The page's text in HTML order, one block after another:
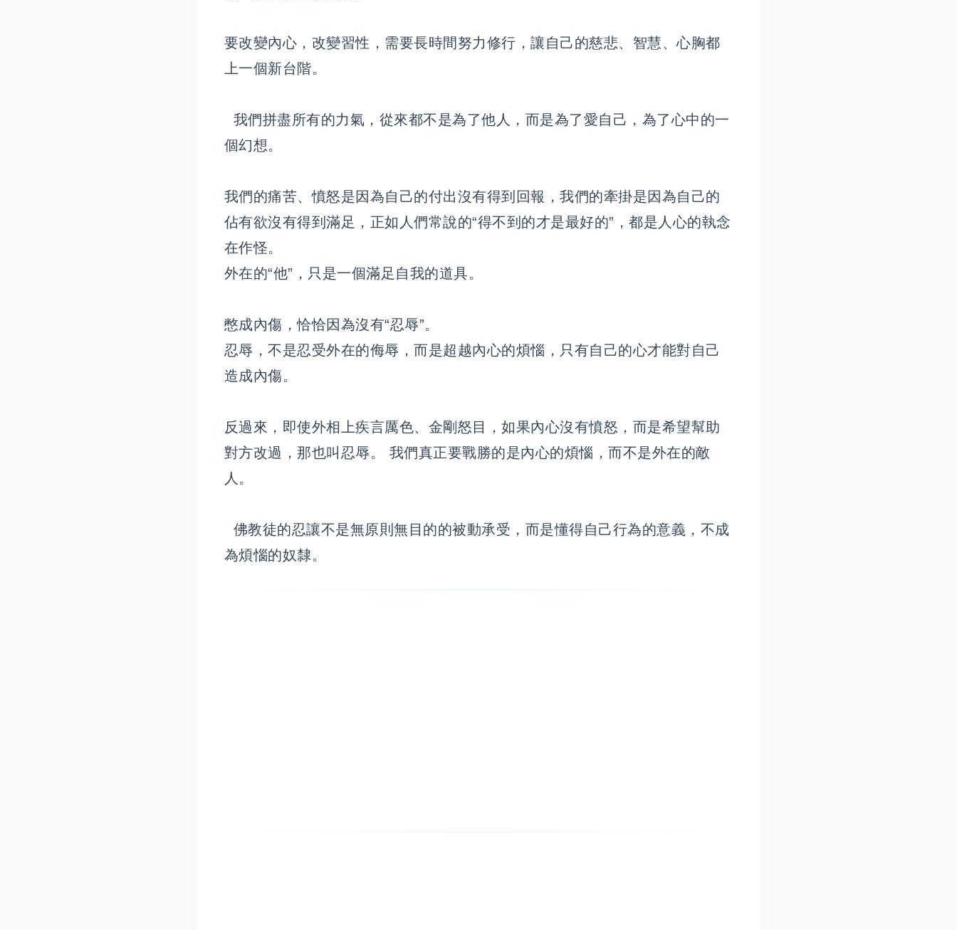
要改變內心，改變習性，需要長時間努力修行，讓自己的慈悲、智慧、心胸都
上一個新台階。
我們拼盡所有的力氣，從來都不是為了他人，而是為了愛自己，為了心中的一
個幻想。
我們的痛苦、憤怒是因為自己的付出沒有得到回報，我們的牽掛是因為自己的
佔有欲沒有得到滿足，正如人們常說的“得不到的才是最好的”，都是人心的執念
在作怪。
外在的“他”，只是一個滿足自我的道具。
憋成內傷，恰恰因為沒有“忍辱”。
忍辱，不是忍受外在的侮辱，而是超越內心的煩惱，只有自己的心才能對自己
造成內傷。
反過來，即使外相上疾言厲色、金剛怒目，如果內心沒有憤怒，而是希望幫助
對方改過，那也叫忍辱。 我們真正要戰勝的是內心的煩惱，而不是外在的敵
人。
佛教徒的忍讓不是無原則無目的的被動承受，而是懂得自己行為的意義，不成
為煩惱的奴隸。